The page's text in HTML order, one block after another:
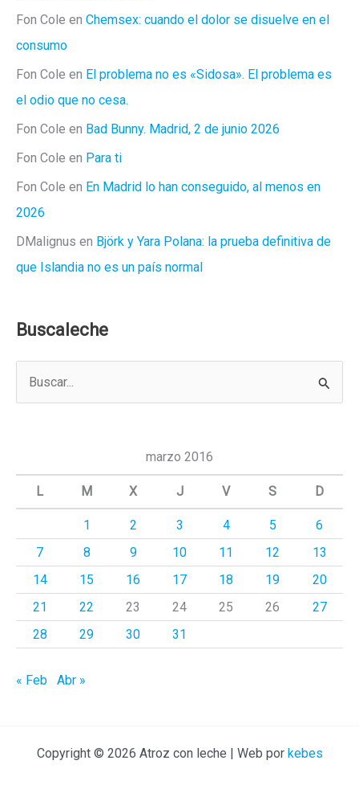
Fon Cole en Chemsex: cuando el dolor se disuelve en el
consumo
Fon Cole en El problema no es «Sidosa». El problema es
el odio que no cesa.
Fon Cole en Bad Bunny. Madrid, 2 de junio 2026
Fon Cole en Para ti
Fon Cole en En Madrid lo han conseguido, al menos en
2026
DMalignus en Björk y Yara Polana: la prueba definitiva de
que Islandia no es un país normal
Buscaleche
a
marzo 2016
L M X J V S D
1 2 3 4 5
6
7
8 9 10 11 12
13
14
15 16 17 18 19
20
21
22 23 24 25 26
27
28
29 30 31
« Feb Abr »
Copyright © 2026 Atroz con leche | Web por kebes